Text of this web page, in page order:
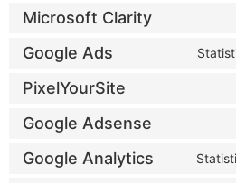
Microsoft Clarity
Google Ads
PixelYourSite
Google Adsense
Google Analytics